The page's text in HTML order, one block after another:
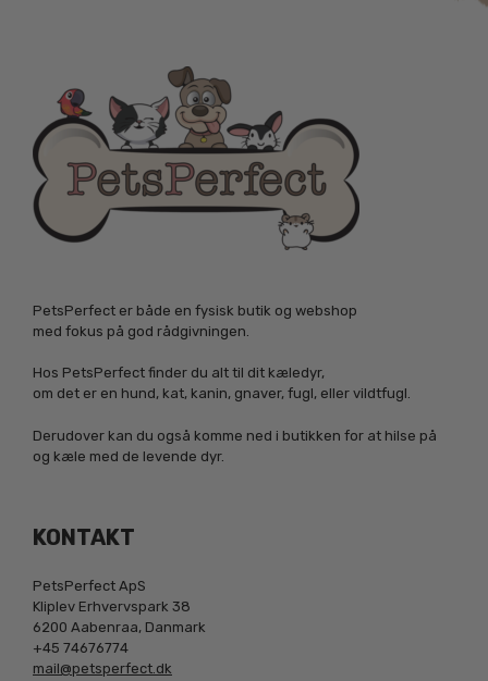
PetsPerfect er både en fysisk butik og webshop
med fokus på god rådgivningen.
Hos PetsPerfect finder du alt til dit kæledyr,
om det er en hund, kat, kanin, gnaver, fugl, eller vildtfugl.
Derudover kan du også komme ned i butikken for at hilse på
og kæle med de levende dyr.
KONTAKT
PetsPerfect ApS
Kliplev Erhvervspark 38
6200 Aabenraa, Danmark
+45 74676774
mail@petsperfect.dk